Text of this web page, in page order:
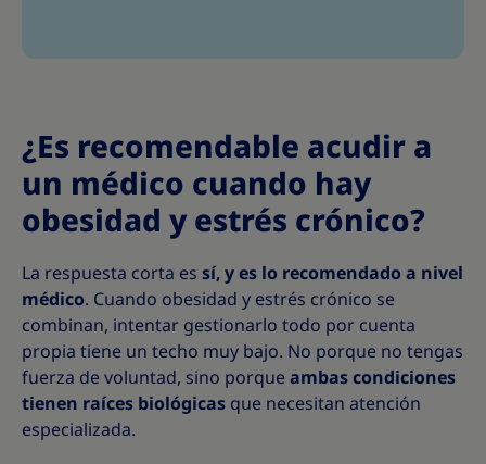
¿Es recomendable acudir a
un médico cuando hay
obesidad y estrés crónico?
La respuesta corta es sí, y es lo recomendado a nivel
médico. Cuando obesidad y estrés crónico se
combinan, intentar gestionarlo todo por cuenta
propia tiene un techo muy bajo. No porque no tengas
fuerza de voluntad, sino porqueambas condiciones
tienen raíces biológicas que necesitan atención
especializada.